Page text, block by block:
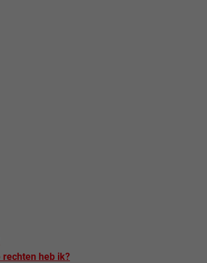
heb ik?